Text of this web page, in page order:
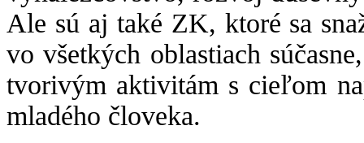
Ale sú aj také ZK, ktoré sa
vo všetkých oblastiach
tvorivým aktivitám s cieľom
mladého človeka.